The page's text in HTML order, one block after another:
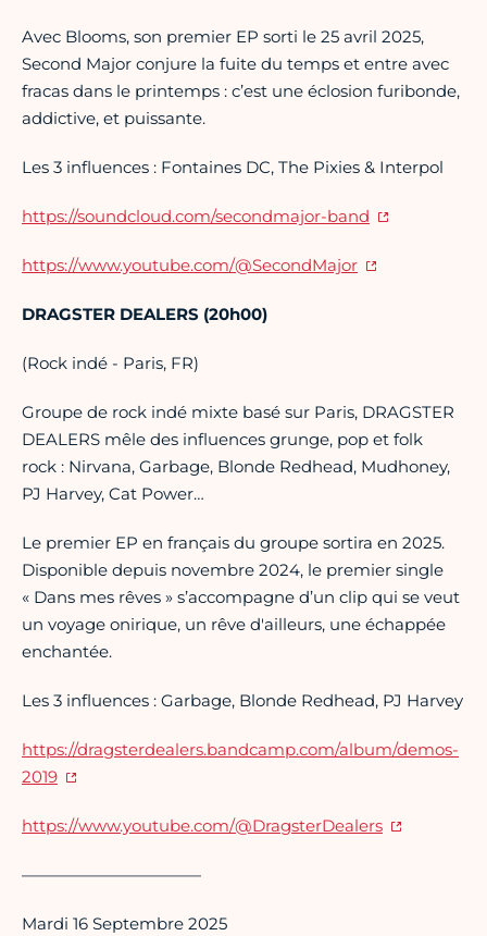
Avec Blooms, son premier EP sorti le 25 avril 2025,
Second Major conjure la fuite du temps et entre avec
fracas dans le printemps : c’est une éclosion furibonde,
addictive, et puissante.
Les 3 influences : Fontaines DC, The Pixies & Interpol
https://soundcloud.com/secondmajor-band
https://www.youtube.com/@SecondMajor
DRAGSTER DEALERS (20h00)
(Rock indé - Paris, FR)
Groupe de rock indé mixte basé sur Paris, DRAGSTER
DEALERS mêle des influences grunge, pop et folk
rock : Nirvana, Garbage, Blonde Redhead, Mudhoney,
PJ Harvey, Cat Power…
Le premier EP en français du groupe sortira en 2025.
Disponible depuis novembre 2024, le premier single
« Dans mes rêves » s’accompagne d’un clip qui se veut
un voyage onirique, un rêve d'ailleurs, une échappée
enchantée.
Les 3 influences : Garbage, Blonde Redhead, PJ Harvey
https://dragsterdealers.bandcamp.com/album/demos-
2019
https://www.youtube.com/@DragsterDealers
———————————
Mardi 16 Septembre 2025